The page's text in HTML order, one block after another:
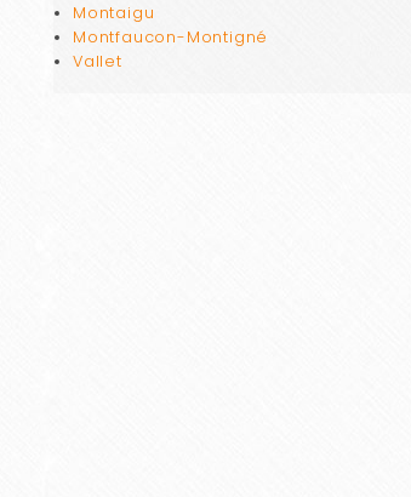
Montaigu
Montfaucon-Montigné
Vallet